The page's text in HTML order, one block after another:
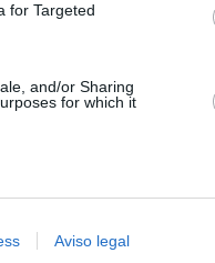
for Targeted
and/or Sharing
for which it
Aviso legal